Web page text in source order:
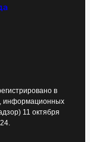
в
информационных
11 октября